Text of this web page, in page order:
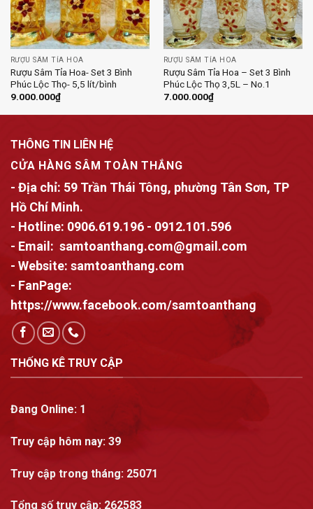
RƯỢU SÂM TỈA HOA
Rượu Sâm Tỉa Hoa- Set 3 Bình
Phúc Lộc Thọ- 5,5 lít/bình
9.000.000₫
RƯỢU SÂM TỈA HOA
Rượu Sâm Tỉa Hoa – Set 3 Bình
Phúc Lộc Thọ 3,5L – No.1
7.000.000₫
THÔNG TIN LIÊN HỆ
CỬA HÀNG SÂM TOÀN THẮNG
- Địa chỉ: 59 Trần Thái Tông, phường Tân Sơn, TP
Hồ Chí Minh.
- Hotline: 0906.619.196 - 0912.101.596
- Email: samtoanthang.com@gmail.com
- Website: samtoanthang.com
- FanPage:
https://www.facebook.com/samtoanthang
THỐNG KÊ TRUY CẬP
Đang Online: 1
Truy cập hôm nay: 39
Truy cập trong tháng: 25071
Tổng số truy cập: 262583